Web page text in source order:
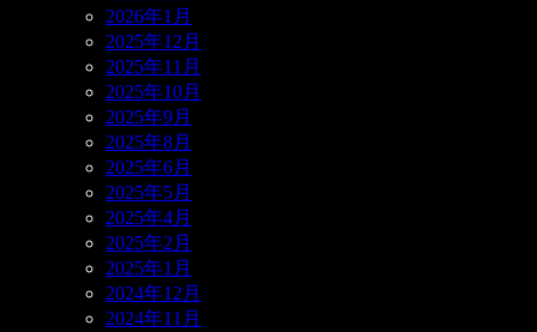
2026年1月
2025年12月
2025年11月
2025年10月
2025年9月
2025年8月
2025年6月
2025年5月
2025年4月
2025年2月
2025年1月
2024年12月
2024年11月